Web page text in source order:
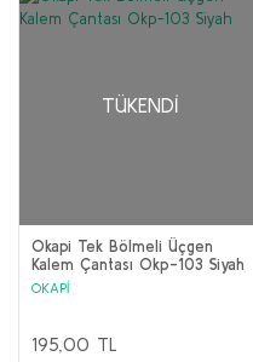
TÜKENDI
Okapi Tek Bölmeli Üçgen
Kalem Çantası Okp-103 Siyah
OKAPİ
195,00 TL